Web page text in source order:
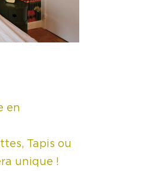
en
Tapis ou
unique !